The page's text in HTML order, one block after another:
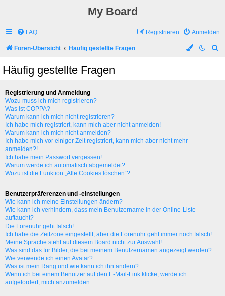
My Board
FAQ Anmelden
Registrieren
Foren-Übersicht Häufig gestellte Fragen
Häufig gestellte Fragen
Registrierung und Anmeldung
Wozu muss ich mich registrieren?
Was ist COPPA?
Warum kann ich mich nicht registrieren?
Ich habe mich registriert, kann mich aber nicht anmelden!
Warum kann ich mich nicht anmelden?
Ich habe mich vor einiger Zeit registriert, kann mich aber nicht mehr
anmelden?!
Ich habe mein Passwort vergessen!
Warum werde ich automatisch abgemeldet?
Wozu ist die Funktion „Alle Cookies löschen“?
Benutzerpräferenzen und -einstellungen
Wie kann ich meine Einstellungen ändern?
Wie kann ich verhindern, dass mein Benutzername in der Online-Liste
auftaucht?
Die Forenuhr geht falsch!
Ich habe die Zeitzone eingestellt, aber die Forenuhr geht immer noch falsch!
Meine Sprache steht auf diesem Board nicht zur Auswahl!
Was sind das für Bilder, die bei meinem Benutzernamen angezeigt werden?
Wie verwende ich einen Avatar?
Was ist mein Rang und wie kann ich ihn ändern?
Wenn ich bei einem Benutzer auf den E-Mail-Link klicke, werde ich
aufgefordert, mich anzumelden.